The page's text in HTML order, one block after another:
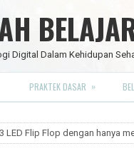
Digital Dalam Kehidupan
PRAKTEK DASAR »
3 LED Flip Flop dengan hanya